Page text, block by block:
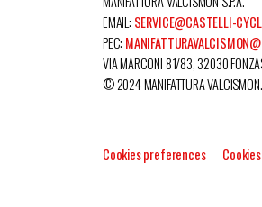
EMAIL: SERVICE@CASTELLI-
PEC:
VIA MARCONI 81/83, 32030
© 2024 MANIFATTURA
Cookies preferences Cookies